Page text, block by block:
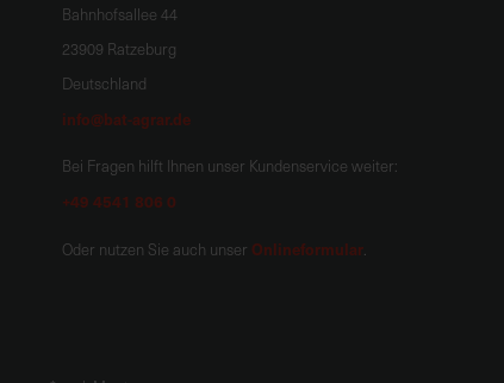
Bahnhofsallee 44
23909 Ratzeburg
Deutschland
info@bat-agrar.de
Bei Fragen hilft Ihnen unser Kundenservice weiter:
+49 4541 806 0
Oder nutzen Sie auch unser Onlineformular.